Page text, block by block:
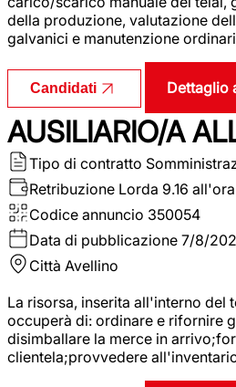
della produzione, valutazione
galvanici e manutenzione
Candidati Dettaglio
AUSILIARIO/A
Tipo di contratto
Retribuzione Lorda 9.16 all'ora
Codice annuncio 350054
Data di pubblicazione 7/8/
Città Avellino
La risorsa, inserita all'interno del
occuperà di: ordinare e rifornire
disimballare la merce in
clientela;provvedere